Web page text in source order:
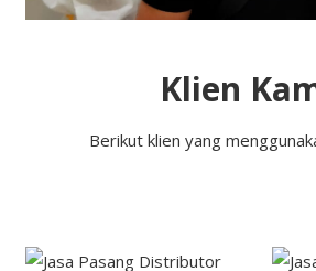
Klien
Berikut klien yang